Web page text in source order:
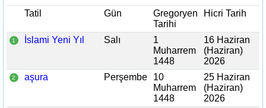
Tatil Gün
Gregoryen
Tarihi
Hicri Tarih
1 İslami Yeni Yıl Salı
1
Muharrem
1448
16 Haziran
(Haziran)
2026
2 aşura Perşembe
10
Muharrem
1448
25 Haziran
(Haziran)
2026